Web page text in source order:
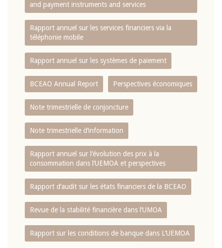
and payment instruments and services
Rapport annuel sur les services financiers via la
téléphonie mobile
Rapport annuel sur les systèmes de paiement
BCEAO Annual Report Perspectives économiques
Note trimestrielle de conjoncture
Note trimestrielle d‘information
Rapport annuel sur l‘évolution des prix à la
consommation dans l‘UEMOA et perspectives
Rapport d‘audit sur les états financiers de la BCEAO
Revue de la stabilité financière dans l‘UMOA
Rapport sur les conditions de banque dans L‘UEMOA